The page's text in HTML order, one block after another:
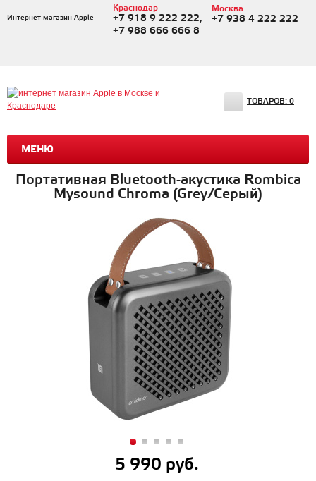
Интернет магазин Apple
Краснодар
+7 918 9 222 222,
+7 988 666 666 8
Москва
+7 938 4 222 222
МЕНЮ
ТОВАРОВ: 0
Портативная Bluetooth-акустика Rombica
Mysound Chroma (Grey/Серый)
5 990 руб.